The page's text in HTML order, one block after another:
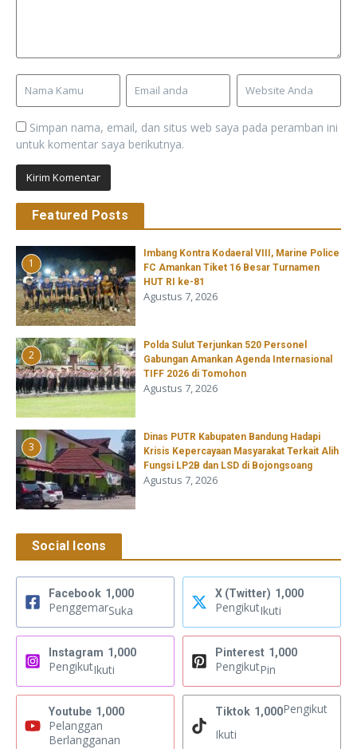
Simpan nama, email, dan situs web saya pada peramban ini
untuk komentar saya berikutnya.
Featured Posts
1
Imbang Kontra Kodaeral VIII, Marine Police
FC Amankan Tiket 16 Besar Turnamen
HUT RI ke-81
Agustus 7, 2026
2
​Polda Sulut Terjunkan 520 Personel
Gabungan Amankan Agenda Internasional
TIFF 2026 di Tomohon
Agustus 7, 2026
3
Dinas PUTR Kabupaten Bandung Hadapi
Krisis Kepercayaan Masyarakat Terkait Alih
Fungsi LP2B dan LSD di Bojongsoang
Agustus 7, 2026
Social Icons
Facebook 1,000
PenggemarSuka
X (Twitter) 1,000
PengikutIkuti
Instagram 1,000
PengikutIkuti
Pinterest 1,000
PengikutPin
Youtube 1,000
Pelanggan
Berlangganan
Tiktok 1,000Pengikut
Ikuti